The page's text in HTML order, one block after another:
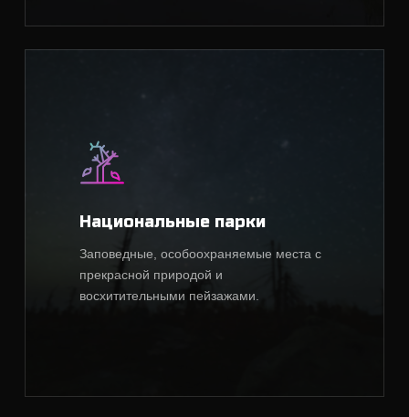
Национальные парки
Заповедные, особоохраняемые места с
прекрасной природой и
восхитительными пейзажами.